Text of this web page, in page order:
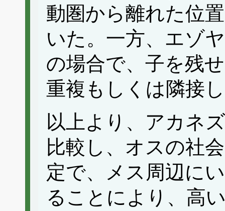
動圏から離れた位
いた。一方、エゾ
の場合で、子を残
重複もしくは隣接
以上より、アカネ
比較し、オスの社
定で、メス周辺に
ることにより、高